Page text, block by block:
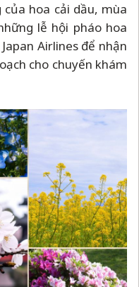
hoa cải dầu, mùa
lễ hội pháo hoa
Airlines để nhận
cho chuyến khám